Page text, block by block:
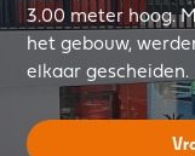
3.00 meter hoog.
het gebouw,
elkaar gescheiden.